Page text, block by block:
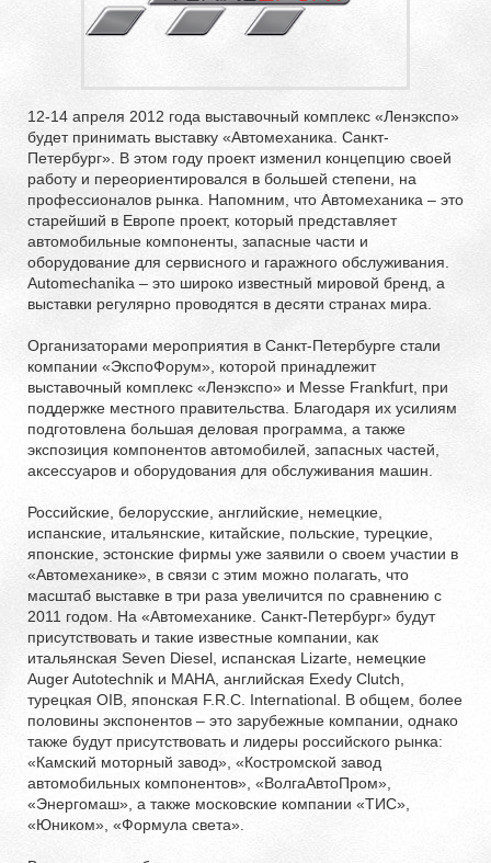
12-14 апреля 2012 года выставочный комплекс «Ленэкспо»
будет принимать выставку «Автомеханика. Санкт-
Петербург». В этом году проект изменил концепцию своей
работу и переориентировался в большей степени, на
профессионалов рынка. Напомним, что Автомеханика – это
старейший в Европе проект, который представляет
автомобильные компоненты, запасные части и
оборудование для сервисного и гаражного обслуживания.
Automechanika – это широко известный мировой бренд, а
выставки регулярно проводятся в десяти странах мира.
Организаторами мероприятия в Санкт-Петербурге стали
компании «ЭкспоФорум», которой принадлежит
выставочный комплекс «Ленэкспо» и Messe Frankfurt, при
поддержке местного правительства. Благодаря их усилиям
подготовлена большая деловая программа, а также
экспозиция компонентов автомобилей, запасных частей,
аксессуаров и оборудования для обслуживания машин.
Российские, белорусские, английские, немецкие,
испанские, итальянские, китайские, польские, турецкие,
японские, эстонские фирмы уже заявили о своем участии в
«Автомеханике», в связи с этим можно полагать, что
масштаб выставке в три раза увеличится по сравнению с
2011 годом. На «Автомеханике. Санкт-Петербург» будут
присутствовать и такие известные компании, как
итальянская Seven Diesel, испанская Lizarte, немецкие
Auger Autotechnik и MAHA, английская Exedy Clutch,
турецкая OIB, японская F.R.C. International. В общем, более
половины экспонентов – это зарубежные компании, однако
также будут присутствовать и лидеры российского рынка:
«Камский моторный завод», «Костромской завод
автомобильных компонентов», «ВолгаАвтоПром»,
«Энергомаш», а также московские компании «ТИС»,
«Юником», «Формула света».